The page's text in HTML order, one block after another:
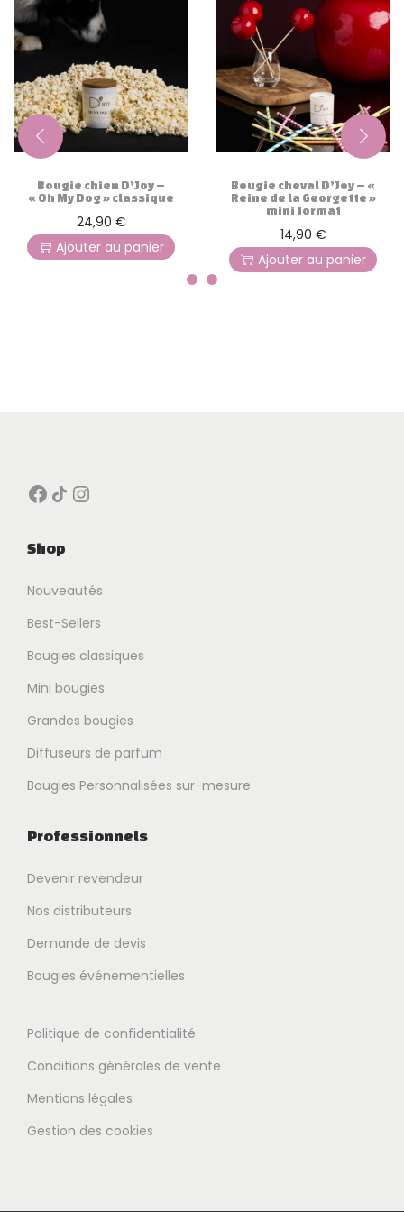
Bougie chien D’Joy –
« Oh My Dog » classique
24,90 €
Ajouter au panier
Bougie cheval D’Joy – «
Reine de la Georgette »
mini format
14,90 €
Ajouter au panier
Facebook Icône de partage Instagram
Shop
Nouveautés
Best-Sellers
Bougies classiques
Mini bougies
Grandes bougies
Diffuseurs de parfum
Bougies Personnalisées sur-mesure
Professionnels
Devenir revendeur
Nos distributeurs
Demande de devis
Bougies événementielles
Politique de confidentialité
Conditions générales de vente
Mentions légales
Gestion des cookies